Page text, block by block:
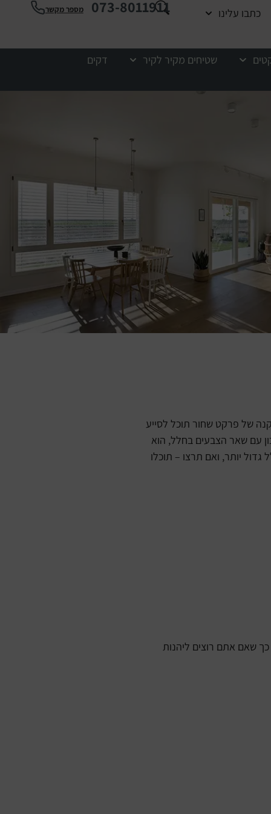
כתבו עלינו
073-8011911 מספר מקשר
שטיחים מקיר לקיר דקים
של פרקט שחור תוכל לסייע
עם שאר הצבעים בחלל, הוא
יותר, ואם תרצו – תוכלו
שאם אתם רוצים ליהנות